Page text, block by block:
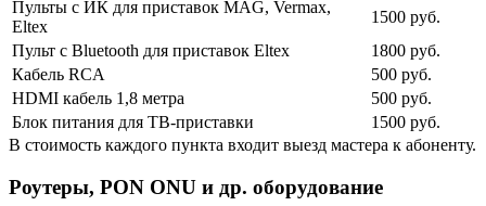
Пульты с ИК для приставок MAG, Vermax,
Eltex
1500 руб.
Пульт с Bluetooth для приставок Eltex
1800 руб.
Кабель RCA
500 руб.
HDMI кабель 1,8 метра
500 руб.
Блок питания для ТВ-приставки
1500 руб.
В стоимость каждого пункта входит выезд мастера к абоненту.
Роутеры, PON ONU и др. оборудование